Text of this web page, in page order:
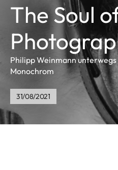
The Soul
Philipp Weinmann
Monochrom
31/08/2021